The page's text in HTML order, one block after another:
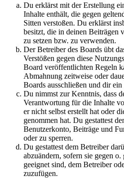
Du erklärst mit der Erstellung
Inhalte enthält, die gegen
Sitten verstoßen. Du erklärst
besitzt, die in deinen Beiträgen
zu setzen bzw. zu verwenden.
Der Betreiber des Boards übt
Verstößen gegen diese
Board veröffentlichten Regeln
Abmahnung zeitweise oder
Boards ausschließen und dir
Du nimmst zur Kenntnis, dass
Verantwortung für die Inhalte
er nicht selbst erstellt hat oder
genommen hat. Du gestattest
Benutzerkonto, Beiträge und
oder zu sperren.
Du gestattest dem Betreiber
abzuändern, sofern sie gegen
geeignet sind, dem Betreiber
zuzufügen.